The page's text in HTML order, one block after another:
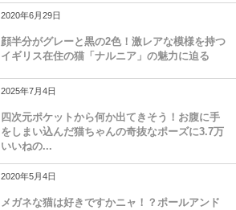
2020年6月29日
顔半分がグレーと黒の2色！激レアな模様を持つ
イギリス在住の猫「ナルニア」の魅力に迫る
2025年7月4日
四次元ポケットから何か出てきそう！お腹に手
をしまい込んだ猫ちゃんの奇抜なポーズに3.7万
いいねの...
2020年5月4日
メガネな猫は好きですかニャ！？ポールアンド